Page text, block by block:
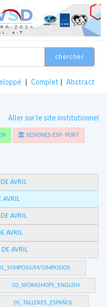
chercher
| Complet | Abstract
Aller sur le site institutionnel
SESIONES ESP- PORT
AVRIL
AVRIL
AVRIL
AVRIL
AVRIL
SIMPOSIOS
03_WORKSHOPS_ENGLISH
05_TALLERES_ESPAÑOL